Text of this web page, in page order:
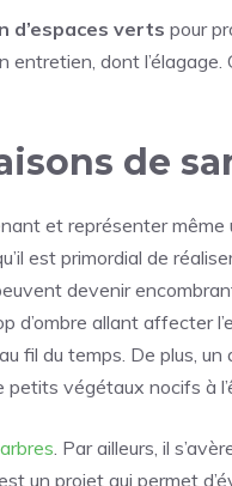
d’espaces verts pour
dont
de
et représenter
est primordial de
devenir
d’ombre allant affecter
fil du temps. De plus,
végétaux nocifs à
. Par ailleurs, il
un projet qui permet